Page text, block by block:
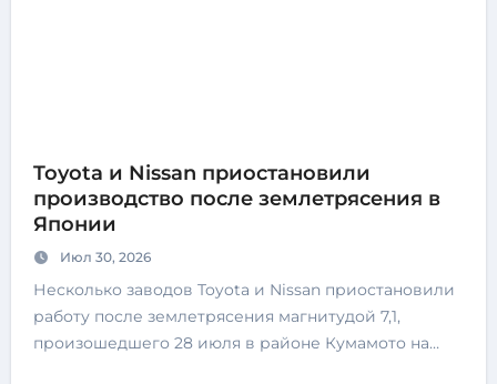
Toyota и Nissan приостановили
производство после землетрясения в
Японии
Июл 30, 2026
Несколько заводов Toyota и Nissan приостановили
работу после землетрясения магнитудой 7,1,
произошедшего 28 июля в районе Кумамото на…